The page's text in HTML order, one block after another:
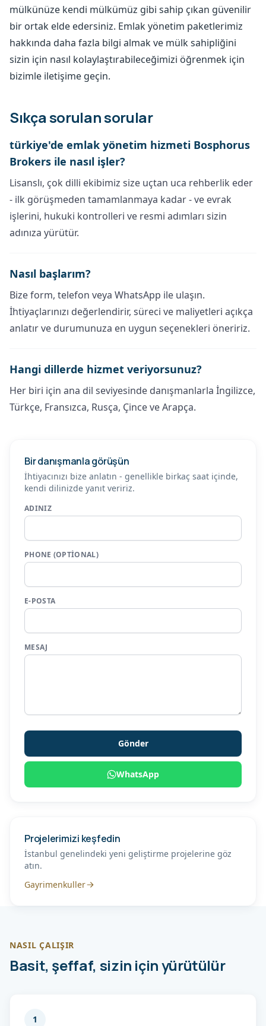
mülkünüze kendi mülkümüz gibi sahip çıkan güvenilir
bir ortak elde edersiniz. Emlak yönetim paketlerimiz
hakkında daha fazla bilgi almak ve mülk sahipliğini
sizin için nasıl kolaylaştırabileceğimizi öğrenmek için
bizimle iletişime geçin.
Sıkça sorulan sorular
türkiye'de emlak yönetim hizmeti Bosphorus
Brokers ile nasıl işler?
Lisanslı, çok dilli ekibimiz size uçtan uca rehberlik eder
- ilk görüşmeden tamamlanmaya kadar - ve evrak
işlerini, hukuki kontrolleri ve resmi adımları sizin
adınıza yürütür.
Nasıl başlarım?
Bize form, telefon veya WhatsApp ile ulaşın.
İhtiyaçlarınızı değerlendirir, süreci ve maliyetleri açıkça
anlatır ve durumunuza en uygun seçenekleri öneririz.
Hangi dillerde hizmet veriyorsunuz?
Her biri için ana dil seviyesinde danışmanlarla İngilizce,
Türkçe, Fransızca, Rusça, Çince ve Arapça.
Bir danışmanla görüşün
İhtiyacınızı bize anlatın - genellikle birkaç saat içinde,
kendi dilinizde yanıt veririz.
ADINIZ
PHONE (OPTIONAL)
E-POSTA
MESAJ
Gönder
WhatsApp
Projelerimizi keşfedin
İstanbul genelindeki yeni geliştirme projelerine göz
atın.
Gayrimenkuller
NASIL ÇALIŞIR
Basit, şeffaf, sizin için yürütülür
1